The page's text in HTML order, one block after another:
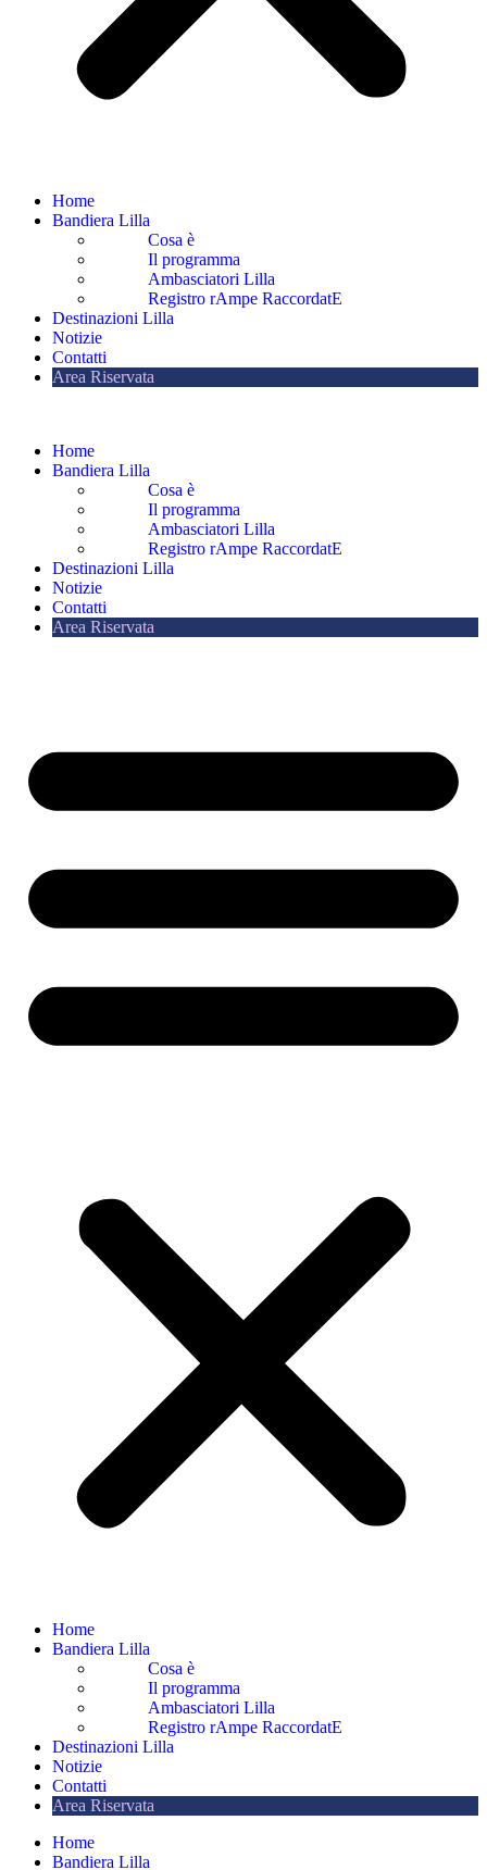
Home
Bandiera Lilla
Cosa è
Il programma
Ambasciatori Lilla
Registro rAmpe RaccordatE
Destinazioni Lilla
Notizie
Contatti
Area Riservata
Home
Bandiera Lilla
Cosa è
Il programma
Ambasciatori Lilla
Registro rAmpe RaccordatE
Destinazioni Lilla
Notizie
Contatti
Area Riservata
Home
Bandiera Lilla
Cosa è
Il programma
Ambasciatori Lilla
Registro rAmpe RaccordatE
Destinazioni Lilla
Notizie
Contatti
Area Riservata
Home
Bandiera Lilla